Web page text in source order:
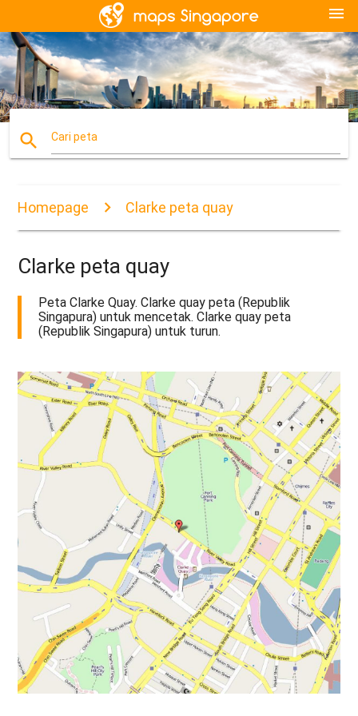
menu
search Cari peta
Homepage Clarke peta quay
Clarke peta quay
Peta Clarke Quay. Clarke quay peta (Republik
Singapura) untuk mencetak. Clarke quay peta
(Republik Singapura) untuk turun.